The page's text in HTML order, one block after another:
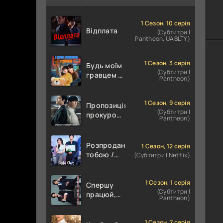
Відплата
1 Сезон, 10 серія
(Субтитри |
Pantheon, UABLTY)
Будь моїм
гравцем /
1 Сезон, 3 серія
(Субтитри |
Pantheon)
Пропозиція
прокурора
пропозиція
1 Сезон, 9 серія
(Субтитри |
Pantheon)
Розпродана
тобою /
1 Сезон, 12 серія
(Субтитри | Netflix)
Спершу
працюй,
1 Сезон, 1 серія
(Субтитри |
Pantheon)